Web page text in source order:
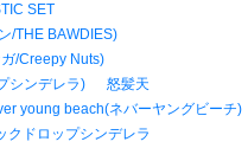
SET
/THE BAWDIES)
/Creepy Nuts)
シンデレラ)
怒髪天
young beach(ネバーヤングビーチ)
クドロップシンデレラ